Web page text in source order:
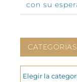
con su
CATEGORIAS